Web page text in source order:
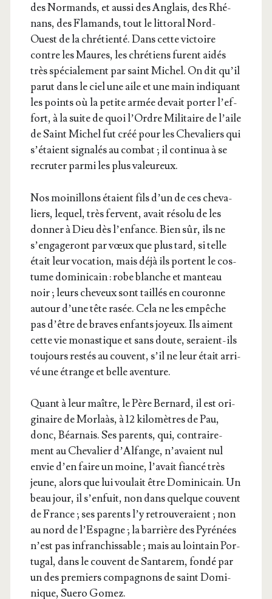
des Nor­mands, et aus­si des Anglais, des Rhé­
nans, des Fla­mands, tout le lit­to­ral Nord-
Ouest de la chré­tien­té. Dans cette vic­toire
contre les Maures, les chré­tiens furent aidés
très spé­cia­le­ment par saint Michel. On dit qu’il
parut dans le ciel une aile et une main indi­quant
les points où la petite armée devait por­ter l’ef­
fort, à la suite de quoi l’Ordre Mili­taire de l’aile
de Saint Michel fut créé pour les Che­va­liers qui
s’é­taient signa­lés au com­bat ; il conti­nua à se
recru­ter par­mi les plus valeureux.
Nos moi­nillons étaient fils d’un de ces che­va­
liers, lequel, très fervent, avait réso­lu de les
don­ner à Dieu dès l’en­fance. Bien sûr, ils ne
s’en­ga­ge­ront par vœux que plus tard, si telle
était leur voca­tion, mais déjà ils portent le cos­
tume domi­ni­cain : robe blanche et man­teau
noir ; leurs che­veux sont taillés en cou­ronne
autour d’une tête rasée. Cela ne les empêche
pas d’être de braves enfants joyeux. Ils aiment
cette vie monas­tique et sans doute, seraient-ils
tou­jours res­tés au couvent, s’il ne leur était arri­
vé une étrange et belle aventure.
Quant à leur maître, le Père Ber­nard, il est ori­
gi­naire de Mor­laàs, à 12 kilo­mètres de Pau,
donc, Béar­nais. Ses parents, qui, contrai­re­
ment au Che­va­lier d’Al­fange, n’a­vaient nul
envie d’en faire un moine, l’a­vait fian­cé très
jeune, alors que lui vou­lait être Domi­ni­cain. Un
beau jour, il s’en­fuit, non dans quelque couvent
de France ; ses parents l’y retrou­ve­raient ; non
au nord de l’Es­pagne ; la bar­rière des Pyré­nées
n’est pas infran­chis­sable ; mais au loin­tain Por­
tu­gal, dans le couvent de San­ta­rem, fon­dé par
un des pre­miers com­pa­gnons de saint Domi­
nique, Sue­ro Gomez.